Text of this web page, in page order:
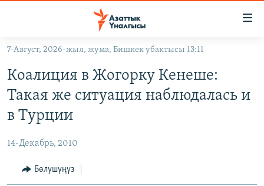
Навигацияга
өтүңүз
салыңыз
КЫРГЫЗСТАН
САЯСАТ
ЭКОНОМИКА
МАДАНИЯТ
ДҮЙНӨ
БОРБОР АЗИЯ
УКРАИНА
АТАЙЫН ИЛИКТӨӨ
ТВ ПРОГРАММАЛАР
7-Август, 2026-жыл, жума, Бишкек убактысы 13:11
Коалиция в Жогорку Кенеше:
Такая же ситуация наблюдалась и
в Турции
14-Декабрь, 2010
Бөлүшүңүз